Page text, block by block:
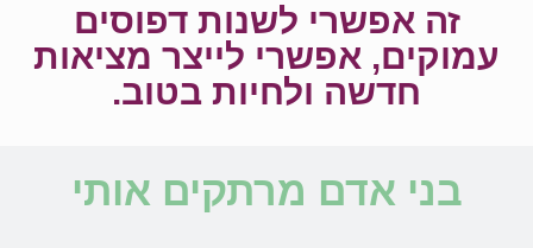
זה אפשרי לשנות דפוסים
עמוקים, אפשרי לייצר מציאות
חדשה ולחיות בטוב.
בני אדם מרתקים אותי